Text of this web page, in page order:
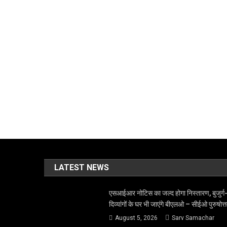
LATEST NEWS
एसआईआर नोटिस का जल्द होगा निस्तारण, बुजुर्ग-
दिव्यांगों के घर भी जाएंगे बीएलओ – सीईओ
August 5, 2026 Sarv Samachar